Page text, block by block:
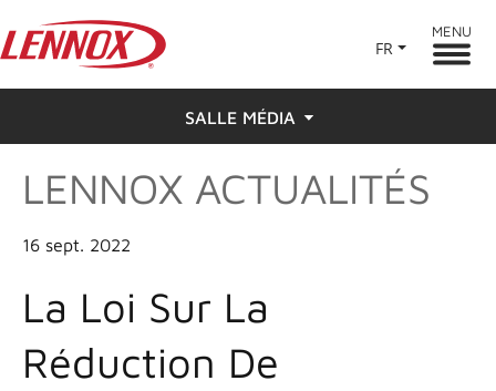
FR
MENU
SALLE MÉDIA
Actualités
LENNOX ACTUALITÉS
16 sept. 2022
La Loi Sur La
Réduction De